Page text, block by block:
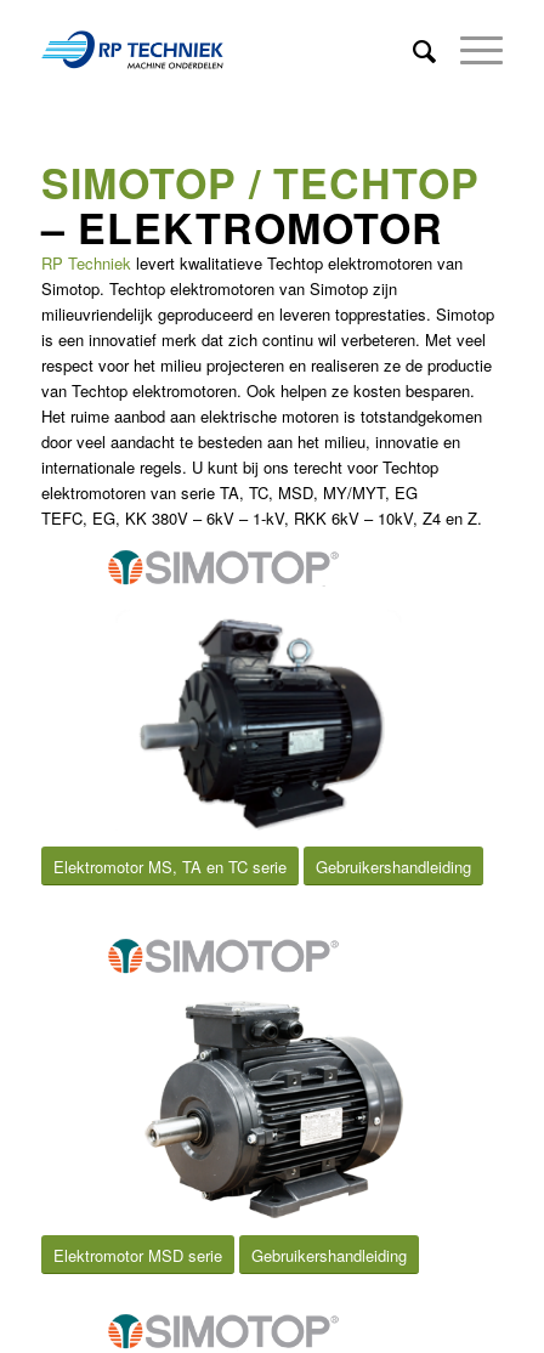
SIMOTOP / TECHTOP
– ELEKTROMOTOR
RP Technieklevert kwalitatieve Techtop elektromotoren van
Simotop. Techtop elektromotoren van Simotop zijn
milieuvriendelijk geproduceerd en leveren topprestaties. Simotop
is een innovatief merk dat zich continu wil verbeteren. Met veel
respect voor het milieu projecteren en realiseren ze de productie
van Techtop elektromotoren. Ook helpen ze kosten besparen.
Het ruime aanbod aan elektrische motoren is totstandgekomen
door veel aandacht te besteden aan het milieu, innovatie en
internationale regels. U kunt bij ons terecht voor Techtop
elektromotoren van serie TA, TC, MSD, MY/MYT, EG
TEFC, EG, KK 380V – 6kV – 1-kV, RKK 6kV – 10kV, Z4 en Z.
Elektromotor MS, TA en TC serie Gebruikershandleiding
Elektromotor MSD serie Gebruikershandleiding